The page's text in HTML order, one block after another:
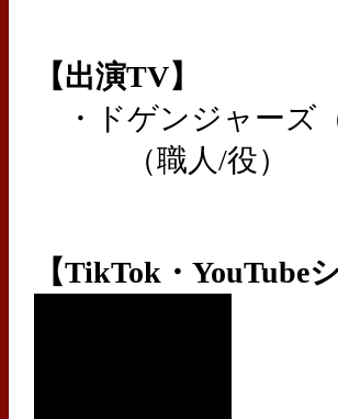
【出演TV】
・ドゲンジャーズ
（職人/役）
【TikTok・YouTube